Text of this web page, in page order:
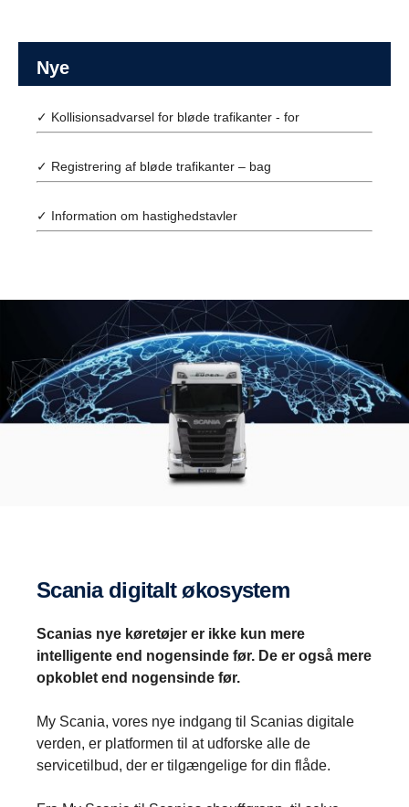
Nye
✓ Kollisionsadvarsel for bløde trafikanter - for
✓ Registrering af bløde trafikanter – bag
✓ Information om hastighedstavler
Scania digitalt økosystem
Scanias nye køretøjer er ikke kun mere
intelligente end nogensinde før. De er også mere
opkoblet end nogensinde før.
My Scania, vores nye indgang til Scanias digitale
verden, er platformen til at udforske alle de
servicetilbud, der er tilgængelige for din flåde.